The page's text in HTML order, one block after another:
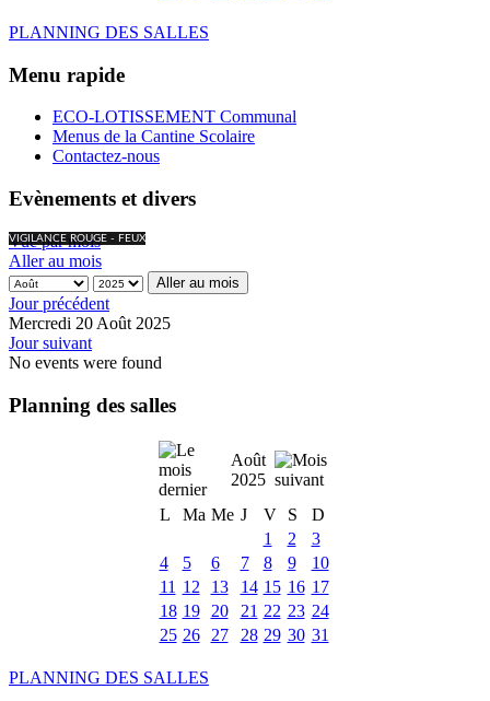
PLANNING DES SALLES
Menu rapide
ECO-LOTISSEMENT Communal
Menus de la Cantine Scolaire
Contactez-nous
Evènements et divers
VIGILANCE ROUGE - FEUX
Vue par mois
Aller au mois
Aller au mois
Jour précédent
Mercredi 20 Août 2025
Jour suivant
No events were found
Planning des salles
Août
2025
L
Ma Me J V S
D
1
2
3
4
5 6 7 8 9
10
11 12 13 14 15 16 17
18 19 20 21 22 23 24
25 26 27 28 29 30 31
PLANNING DES SALLES